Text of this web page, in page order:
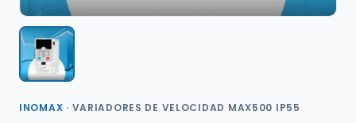
INOMAX · VARIADORES DE VELOCIDAD MAX500 IP55